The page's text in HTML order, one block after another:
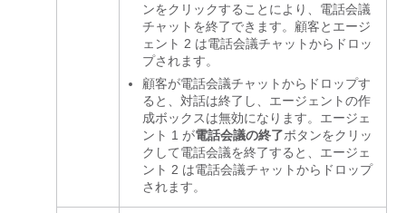
ンをクリックすることにより、電話会議
チャットを終了できます。顧客とエージ
ェント 2 は電話会議チャットからドロッ
プされます。
顧客が電話会議チャットからドロップす
ると、対話は終了し、エージェントの作
成ボックスは無効になります。エージェ
ント 1 が電話会議の終了ボタンをクリッ
クして電話会議を終了すると、エージェ
ント 2 は電話会議チャットからドロップ
されます。